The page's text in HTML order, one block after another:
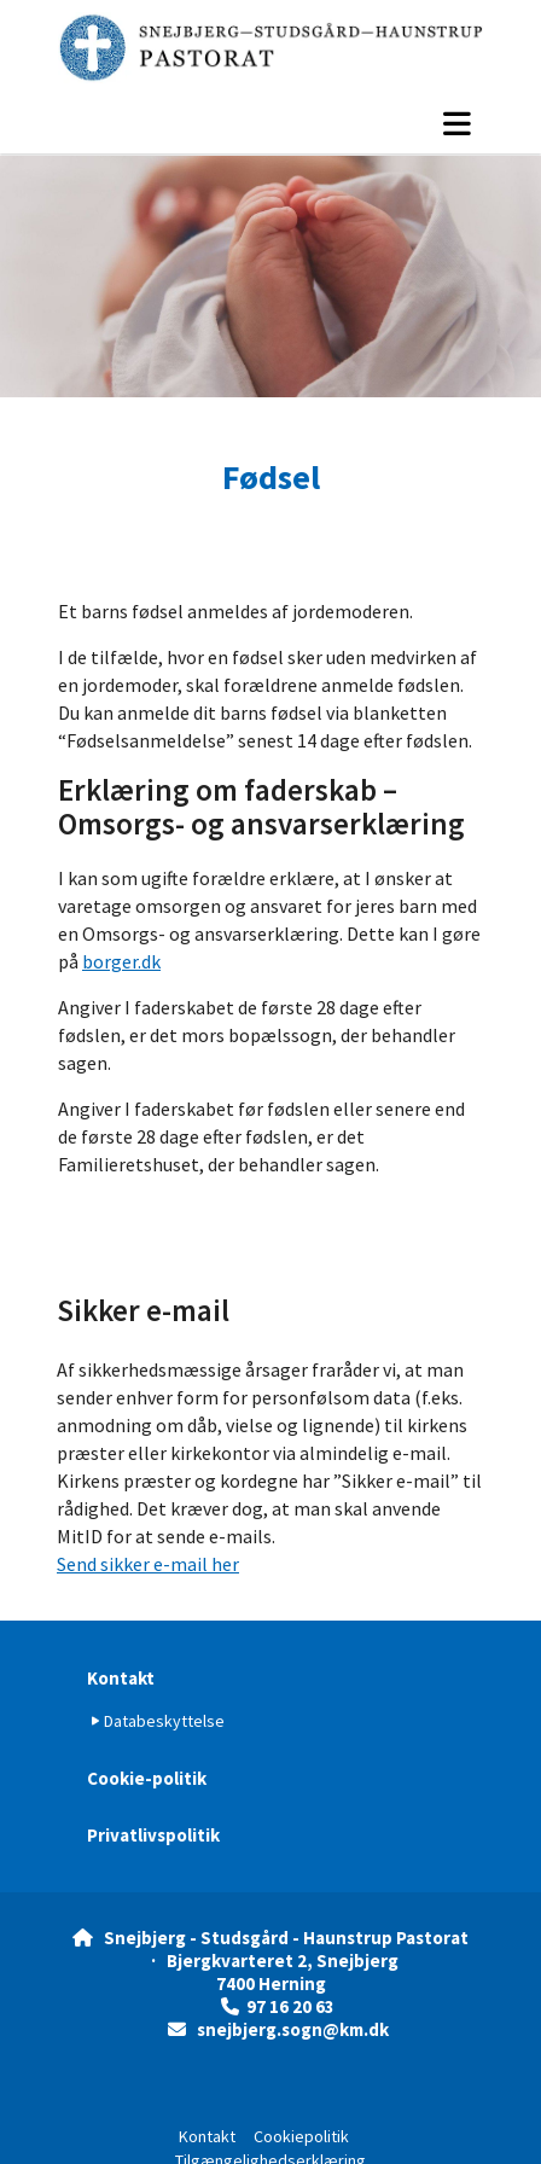
Fødsel
Et barns fødsel anmeldes af jordemoderen.
I de tilfælde, hvor en fødsel sker uden medvirken af
en jordemoder, skal forældrene anmelde fødslen.
Du kan anmelde dit barns fødsel via blanketten
“Fødselsanmeldelse” senest 14 dage efter fødslen.
Erklæring om faderskab –
Omsorgs- og ansvarserklæring
I kan som ugifte forældre erklære, at I ønsker at
varetage omsorgen og ansvaret for jeres barn med
en Omsorgs- og ansvarserklæring. Dette kan I gøre
på borger.dk
Angiver I faderskabet de første 28 dage efter
fødslen, er det mors bopælssogn, der behandler
sagen.
Angiver I faderskabet før fødslen eller senere end
de første 28 dage efter fødslen, er det
Familieretshuset, der behandler sagen.
Sikker e-mail
Af sikkerhedsmæssige årsager fraråder vi, at man
sender enhver form for personfølsom data (f.eks.
anmodning om dåb, vielse og lignende) til kirkens
præster eller kirkekontor via almindelig e-mail.
Kirkens præster og kordegne har ”Sikker e-mail” til
rådighed. Det kræver dog, at man skal anvende
MitID for at sende e-mails.
Send sikker e-mail her
Kontakt
Databeskyttelse
Cookie-politik
Privatlivspolitik
 Snejbjerg - Studsgård - Haunstrup Pastorat
· Bjergkvarteret 2, Snejbjerg
7400 Herning
 97 16 20 63
snejbjerg.sogn@km.dk
Kontakt
Cookiepolitik